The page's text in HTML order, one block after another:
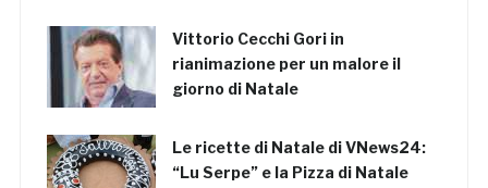
Vittorio Cecchi Gori in
rianimazione per un malore il
giorno di Natale
Le ricette di Natale di VNews24:
“Lu Serpe” e la Pizza di Natale